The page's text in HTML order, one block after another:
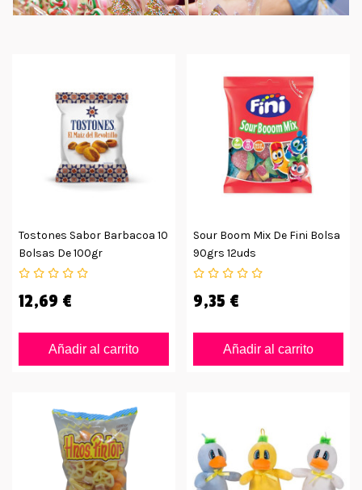
Tostones Sabor Barbacoa 10
Bolsas De 100gr
12,69 €
Añadir al carrito
Sour Boom Mix De Fini Bolsa
90grs 12uds
9,35 €
Añadir al carrito